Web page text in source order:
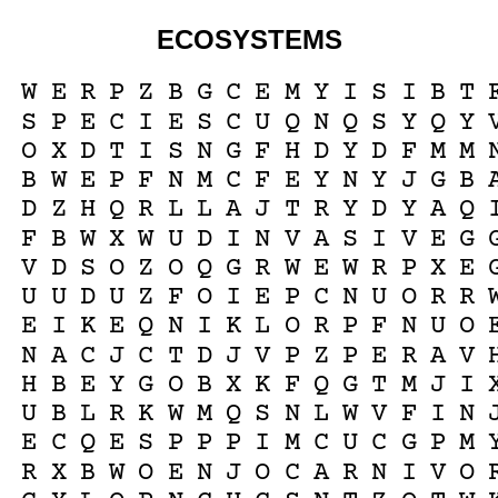
ECOSYSTEMS
W E R P Z B G C E M Y I S I B T
S P E C I E S C U Q N Q S Y Q Y
O X D T I S N G F H D Y D F M M
B W E P F N M C F E Y N Y J G B
D Z H Q R L L A J T R Y D Y A Q
F B W X W U D I N V A S I V E G
V D S O Z O Q G R W E W R P X E
U U D U Z F O I E P C N U O R R
E
I K E Q N I K L O R P F N U O
N A C J C T D J V P Z P E R A V
H B E Y G O B X K F Q G T M J I
U B L R K W M Q S N L W V F I N
E C Q E S P P P I M C U C G P M
R X B W O E N J O C A R N I V O